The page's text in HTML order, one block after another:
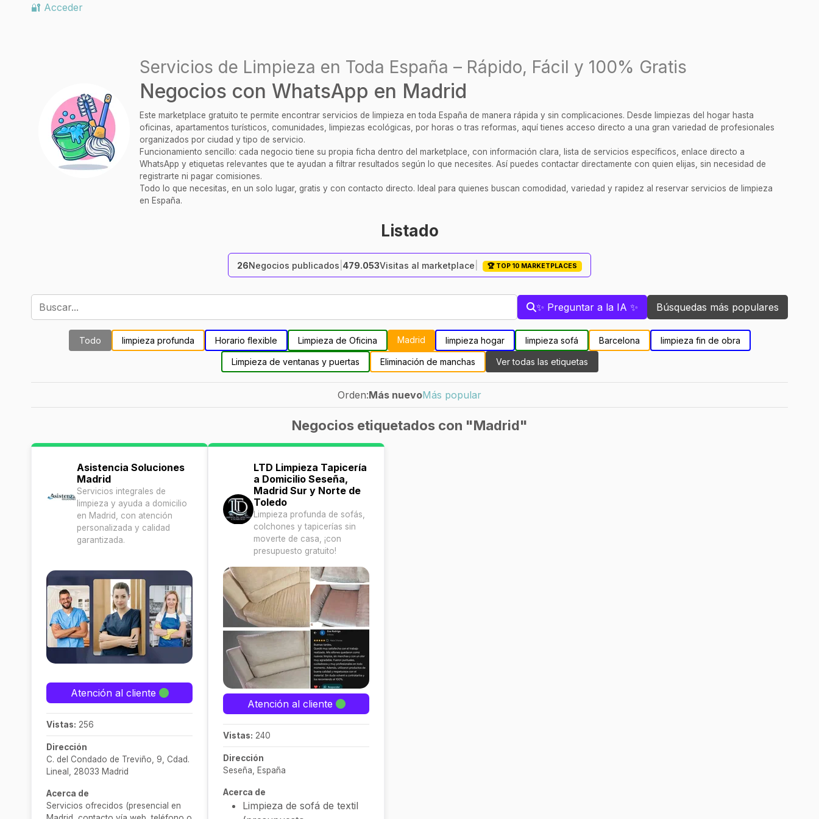
🔐 Acceder
Servicios de Limpieza en Toda España – Rápido, Fácil y 100% Gratis
Negocios con WhatsApp en Madrid
Este marketplace gratuito te permite encontrar servicios de limpieza en toda España de manera rápida y sin complicaciones. Desde limpiezas del hogar hasta
oficinas, apartamentos turísticos, comunidades, limpiezas ecológicas, por horas o tras reformas, aquí tienes acceso directo a una gran variedad de profesionales
organizados por ciudad y tipo de servicio.
Funcionamiento sencillo: cada negocio tiene su propia ficha dentro del marketplace, con información clara, lista de servicios específicos, enlace directo a
WhatsApp y etiquetas relevantes que te ayudan a filtrar resultados según lo que necesites. Así puedes contactar directamente con quien elijas, sin necesidad de
registrarte ni pagar comisiones.
Todo lo que necesitas, en un solo lugar, gratis y con contacto directo. Ideal para quienes buscan comodidad, variedad y rapidez al reservar servicios de limpieza
en España.
Listado
26Negocios publicados 479.053Visitas al marketplace 🏆 TOP 10 MARKETPLACES
✨ Preguntar a la IA ✨ Búsquedas más populares
Todo limpieza profunda Horario flexible Limpieza de Oficina Madrid limpieza hogar limpieza sofá Barcelona limpieza fin de obra
Limpieza de ventanas y puertas Eliminación de manchas Ver todas las etiquetas
Orden:Más nuevoMás popular
Negocios etiquetados con "Madrid"
Asistencia Soluciones
Madrid
Servicios integrales de
limpieza y ayuda a domicilio
en Madrid, con atención
personalizada y calidad
garantizada.
Atención al cliente
Vistas: 256
Dirección
C. del Condado de Treviño, 9, Cdad.
Lineal, 28033 Madrid
Acerca de
Servicios ofrecidos (presencial en
LTD Limpieza Tapicería
a Domicilio Seseña,
Madrid Sur y Norte de
Toledo
Limpieza profunda de sofás,
colchones y tapicerías sin
moverte de casa, ¡con
presupuesto gratuito!
Atención al cliente
Vistas: 240
Dirección
Seseña, España
Acerca de
Limpieza de sofá de textil